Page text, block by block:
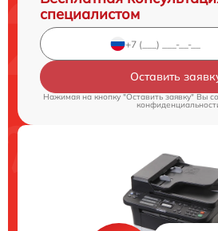
специалистом
Оставить
Нажимая на кнопку "Оставить заявку" Вы